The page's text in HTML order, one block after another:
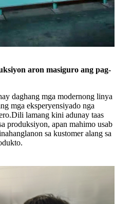
aron masiguro ang pag-
daghang mga modernong linya
mga eksperyensiyado nga
lamang kini adunay taas
produksiyon, apan mahimo usab
sa kustomer alang sa